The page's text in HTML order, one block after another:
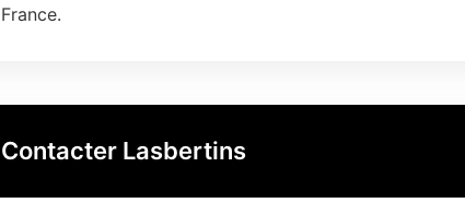
France.
Contacter Lasbertins